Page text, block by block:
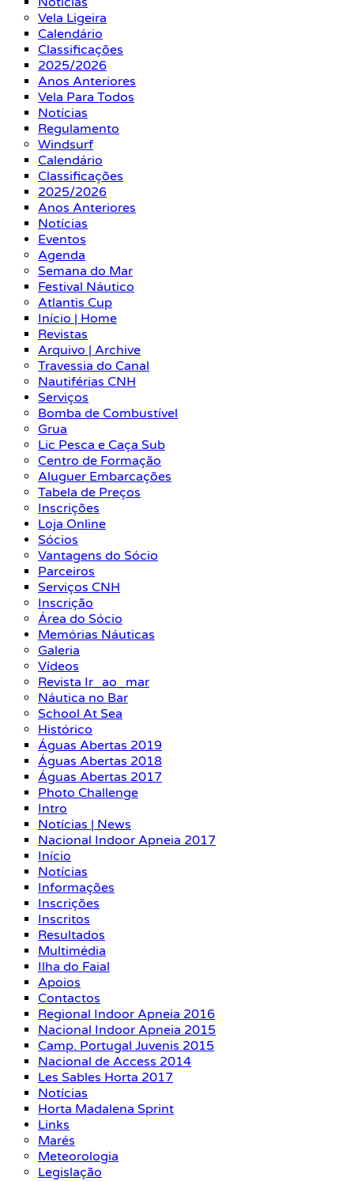
Vela Ligeira
Calendário
Classificações
2025/2026
Anos Anteriores
Vela Para Todos
Notícias
Regulamento
Windsurf
Calendário
Classificações
2025/2026
Anos Anteriores
Notícias
Eventos
Agenda
Semana do Mar
Festival Náutico
Atlantis Cup
Início | Home
Revistas
Arquivo | Archive
Travessia do Canal
Nautiférias CNH
Serviços
Bomba de Combustível
Grua
Lic Pesca e Caça Sub
Centro de Formação
Aluguer Embarcações
Tabela de Preços
Inscrições
Loja Online
Sócios
Vantagens do Sócio
Parceiros
Serviços CNH
Inscrição
Área do Sócio
Memórias Náuticas
Galeria
Vídeos
Revista Ir_ao_mar
Náutica no Bar
School At Sea
Histórico
Águas Abertas 2019
Águas Abertas 2018
Águas Abertas 2017
Photo Challenge
Intro
Notícias | News
Nacional Indoor Apneia 2017
Início
Notícias
Informações
Inscrições
Inscritos
Resultados
Multimédia
Ilha do Faial
Apoios
Contactos
Regional Indoor Apneia 2016
Nacional Indoor Apneia 2015
Camp. Portugal Juvenis 2015
Nacional de Access 2014
Les Sables Horta 2017
Notícias
Horta Madalena Sprint
Links
Marés
Meteorologia
Legislação